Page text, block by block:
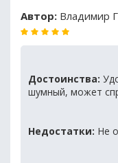
Автор: Владимир
Достоинства:
шумный, может
Недостатки: Не